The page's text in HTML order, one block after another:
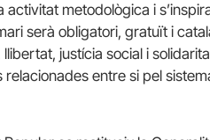
metodològica i
serà obligatori, gratuït i
justícia social i
entre si pel